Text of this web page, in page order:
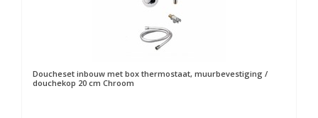
Doucheset inbouw met box thermostaat, muurbevestiging /
douchekop 20 cm Chroom